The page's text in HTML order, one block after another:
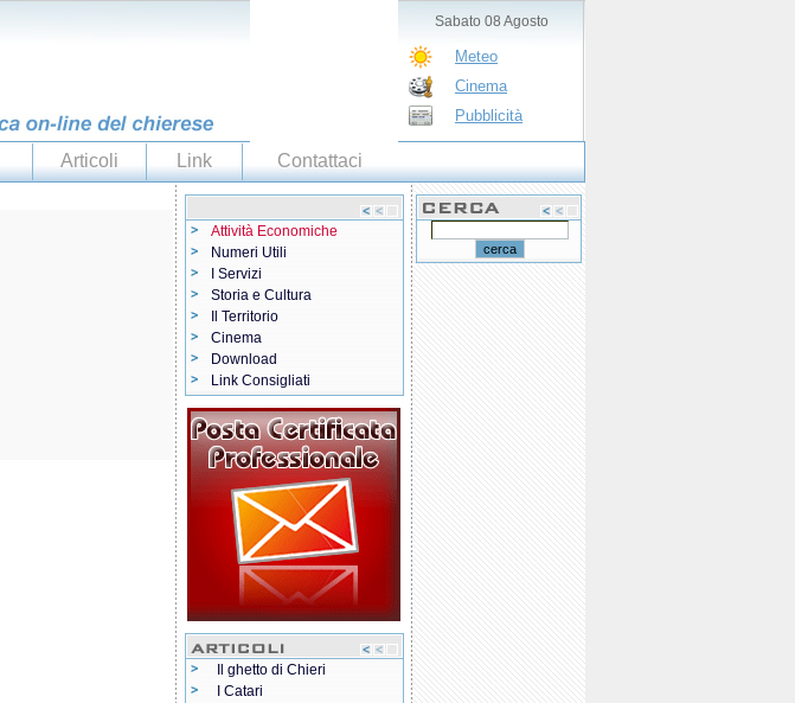
Sabato 08 Agosto
Meteo
Cinema
Pubblicità
Articoli Link Contattaci
Attività Economiche
Numeri Utili
I Servizi
Storia e Cultura
Il Territorio
Cinema
Download
Link Consigliati
Il ghetto di Chieri
I Catari